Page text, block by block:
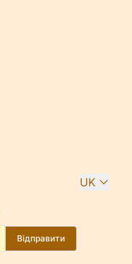
UK
Відправити